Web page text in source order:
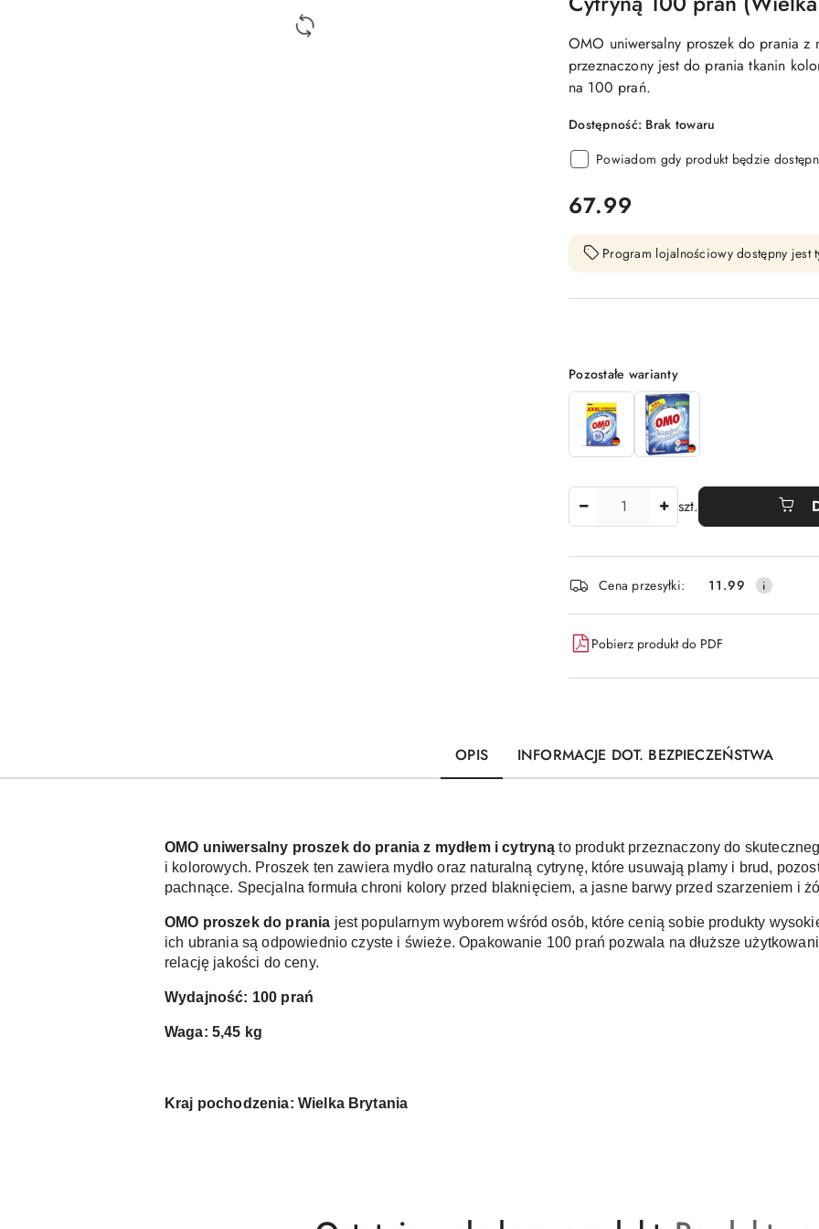
OMO uniwersalny proszek do prania z
przeznaczony jest do prania tkanin
na 100 prań.
Dostępność: Brak towaru
Powiadom gdy produkt będzie
cena:
67.99
Program lojalnościowy dostępny jest
Wariant
Pozostałe warianty
szt.
Dostępność
i
dostawa
Cena przesyłki: 11.99
Pobierz produkt do PDF
OPIS INFORMACJE DOT. BEZPIECZEŃSTWA
OMO uniwersalny proszek do prania z mydłem i cytryną to produkt przeznaczony do
i kolorowych. Proszek ten zawiera mydło oraz naturalną cytrynę, które usuwają plamy i brud,
pachnące. Specjalna formuła chroni kolory przed blaknięciem, a jasne barwy przed szarzeniem i
OMO proszek do prania jest popularnym wyborem wśród osób, które cenią sobie produkty
ich ubrania są odpowiednio czyste i świeże. Opakowanie 100 prań pozwala na dłuższe
relację jakości do ceny.
Wydajność: 100 prań
Waga: 5,45 kg
Kraj pochodzenia: Wielka Brytania